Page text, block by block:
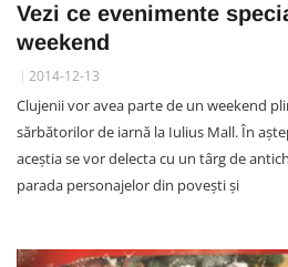
Vezi ce evenimente
weekend
2014-12-13
Clujenii vor avea parte de un weekend
sărbătorilor de iarnă la Iulius Mall. În
aceștia se vor delecta cu un târg de
parada personajelor din poveşti şi